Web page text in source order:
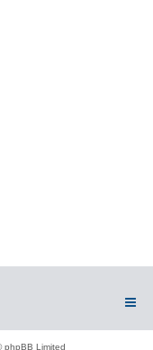
phpBB Limited